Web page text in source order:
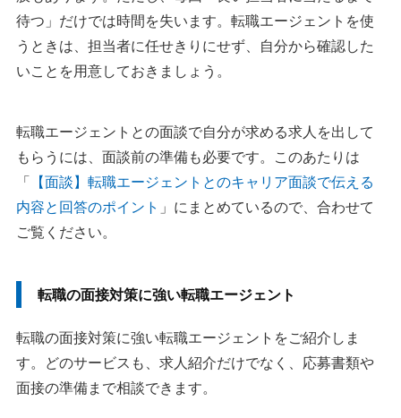
待つ」だけでは時間を失います。転職エージェントを使
うときは、担当者に任せきりにせず、自分から確認した
いことを用意しておきましょう。
転職エージェントとの面談で自分が求める求人を出して
もらうには、面談前の準備も必要です。このあたりは
「
【面談】転職エージェントとのキャリア面談で伝える
内容と回答のポイント 」にまとめているので、合わせて
ご覧ください。
転職の面接対策に強い転職エージェント
転職の面接対策に強い転職エージェントをご紹介しま
す。どのサービスも、求人紹介だけでなく、応募書類や
面接の準備まで相談できます。